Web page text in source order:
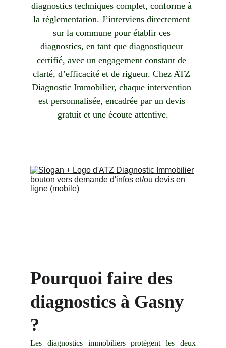
diagnostics techniques complet, conforme à
la réglementation. J’interviens directement
sur la commune pour établir ces
diagnostics, en tant que diagnostiqueur
certifié, avec un engagement constant de
clarté, d’efficacité et de rigueur. Chez ATZ
Diagnostic Immobilier, chaque intervention
est personnalisée, encadrée par un devis
gratuit et une écoute attentive.
Pourquoi faire des
diagnostics à Gasny
?
Les diagnostics immobiliers protègent les deux